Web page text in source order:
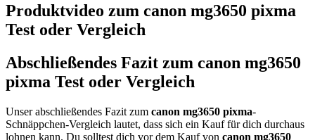
Produktvideo zum canon mg3650 pixma
Test oder Vergleich
Abschließendes Fazit zum canon mg3650
pixma Test oder Vergleich
Unser abschließendes Fazit zum canon mg3650 pixma-
Schnäppchen-Vergleich lautet, dass sich ein Kauf für dich durchaus
lohnen kann. Du solltest dich vor dem Kauf von canon mg3650